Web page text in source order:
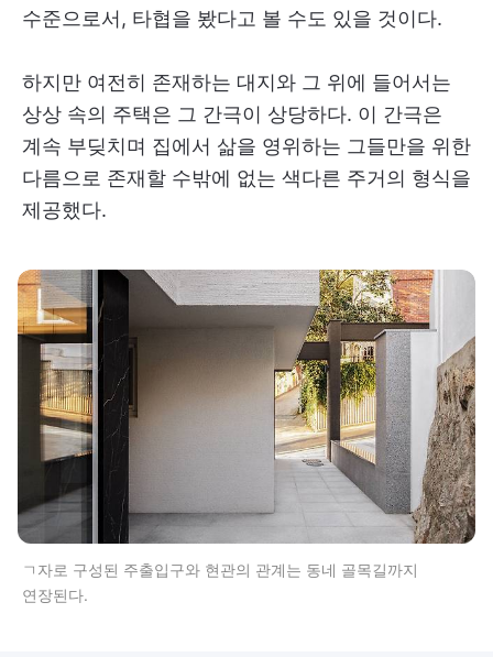
수준으로서, 타협을 봤다고 볼 수도 있을 것이다.
하지만 여전히 존재하는 대지와 그 위에 들어서는
상상 속의 주택은 그 간극이 상당하다. 이 간극은
계속 부딪치며 집에서 삶을 영위하는 그들만을 위한
다름으로 존재할 수밖에 없는 색다른 주거의 형식을
제공했다.
ㄱ자로 구성된 주출입구와 현관의 관계는 동네 골목길까지
연장된다.